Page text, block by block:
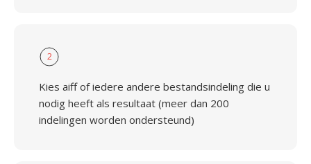
2
Kies aiff of iedere andere bestandsindeling die u
nodig heeft als resultaat (meer dan 200
indelingen worden ondersteund)